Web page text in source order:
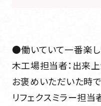
●働いていて一番楽
木工場担当者：出来
お褒めいただいた時で
リフェクスミラー担当